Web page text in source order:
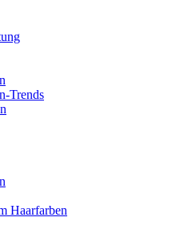
Trends
Haarfarben